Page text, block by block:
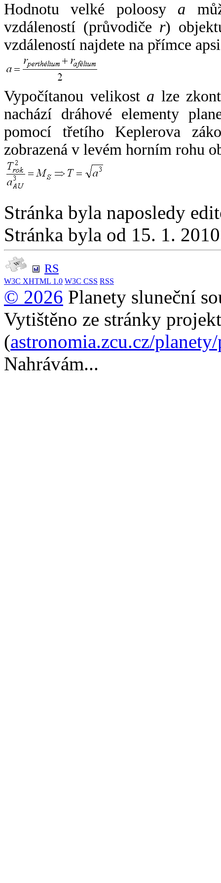
Hodnotu velké poloosy a
vzdáleností (průvodiče r)
vzdáleností najdete na přímce
Vypočítanou velikost a lze
nachází dráhové elementy
pomocí třetího Keplerova
zobrazená v levém horním rohu
Stránka byla naposledy
Stránka byla od 15. 1.
RS
W3C XHTML 1.0 W3C CSS RSS
© 2026 Planety sluneční
Vytištěno ze stránky
(astronomia.zcu.cz/
Nahrávám...